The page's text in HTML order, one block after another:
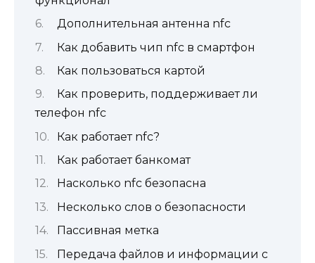
Дополнительная антенна nfc
Как добавить чип nfc в смартфон
Как пользоваться картой
Как проверить, поддерживает ли
телефон nfc
Как работает nfc?
Как работает банкомат
Насколько nfc безопасна
Несколько слов о безопасности
Пассивная метка
Передача файлов и информации с